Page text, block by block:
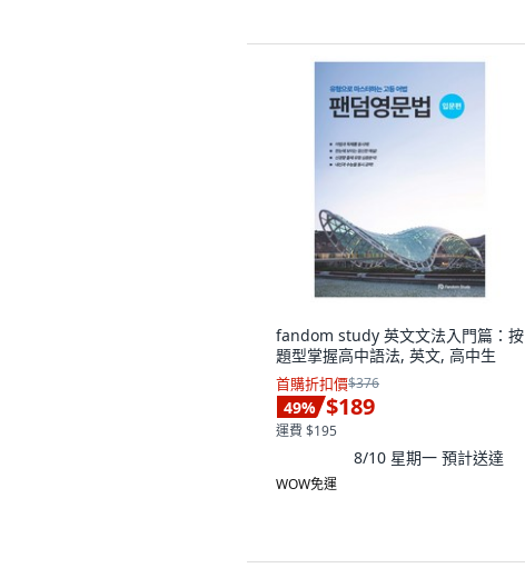
fandom study 英文文法入門篇：按
題型掌握高中語法, 英文, 高中生
首購折扣價$376
49% $189
運費 $195
8/10 星期一 預計送達
WOW免運